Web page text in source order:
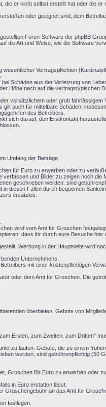
er nicht selbst erstellt hat oder die
oder geeignet sind, dem
Foren-Software der phpBB
die Art und Weise, wie die Software
Vertragspflichten
Schäden aus der Verletzung von
Höhe nach auf die vertragstypischen
vorsätzlichem oder grob
auch für mittelbare Schäden,
des Betreibers.
sich darauf, den Erstkontakt
Umfang der Beiträge.
für Euro zu erwerben oder zu
und Bilder zu zeigen noch
geschrieben werden, sind
diesen Fällen durch bequemen
ersatzlos.
wird vom Amt für Groschen
dass ihr durch eure Besuche
Werbung in der Hauptseite wird
Unternehmens.
mit einer kostenpflichtigen
oder dem Amt für Groschen. Die
überbieten. Gebote von
Ersten, zum Zweiten, zum Dritten"
zu laufen. Gebote, die zu einem
werden, sind gebührenpflichtig (50
Groschen für Euro zu erwerben
in Euro erstatten lässt.
an das Amt für
festlegen.